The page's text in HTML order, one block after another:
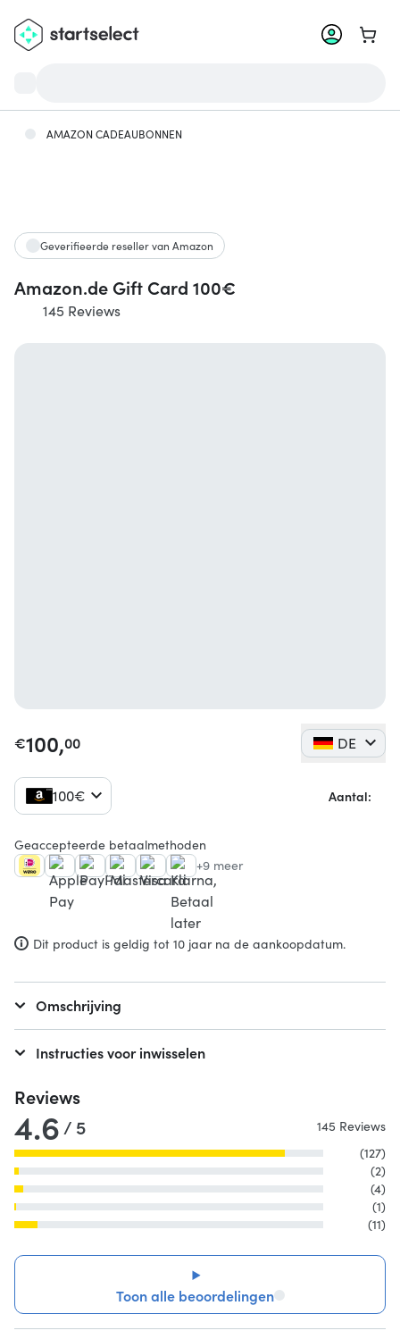
Ga
AMAZON CADEAUBONNEN
Geverifieerde reseller van Amazon
Amazon.de Gift Card 100€
145 Reviews
€100,00 DE
100€ Aantal:
Geaccepteerde betaalmethoden
+9 meer
Dit product is geldig tot 10 jaar na de aankoopdatum.
Omschrijving
Instructies voor inwisselen
Reviews
4.6 / 5
145 Reviews
(127)
(2)
(4)
(1)
(11)
Toon alle beoordelingen